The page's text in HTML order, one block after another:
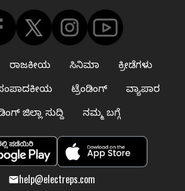
ರಾಜಕೀಯ ಸಿನಿಮಾ
ಕ್ರೀಡೆಗಳು
ಟ್ರೆಂಡಿಂಗ್
ವ್ಯಾಪಾರ
ಜಿಲ್ಲಾ ಸುದ್ದಿ
ನಮ್ಮ ಬಗ್ಗೆ
help@electreps.com